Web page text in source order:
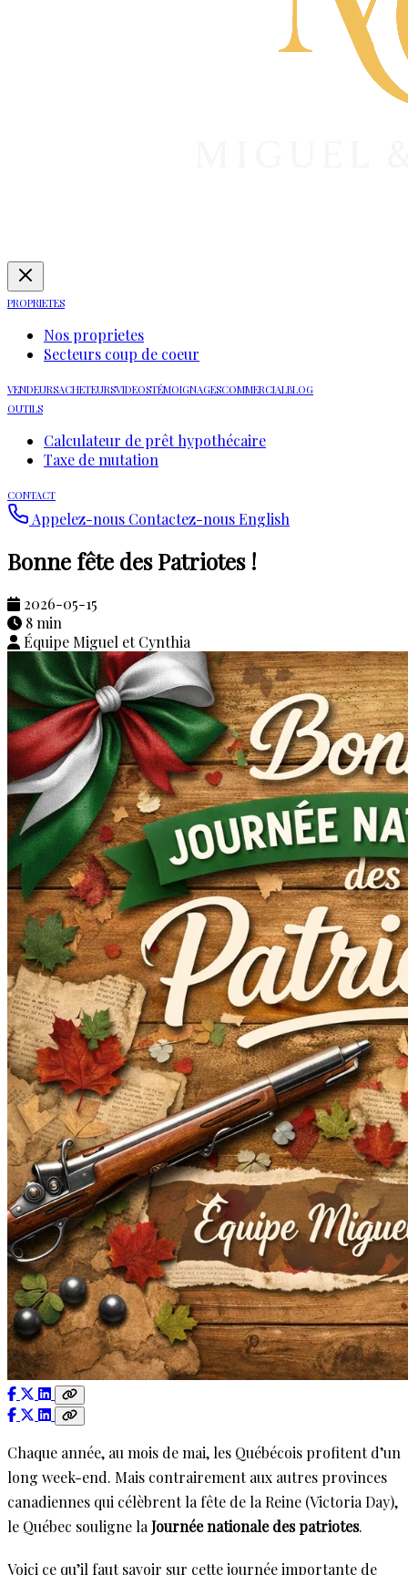
PROPRIETES
Nos proprietes
Secteurs coup de coeur
VENDEURSACHETEURSVIDEOSTÉMOIGNAGESCOMMERCIALBLOG
OUTILS
Calculateur de prêt hypothécaire
Taxe de mutation
CONTACT
Appelez-nous Contactez-nousEnglish
Bonne fête des Patriotes !
2026-05-15
8 min
Équipe Miguel et Cynthia
Chaque année, au mois de mai, les Québécois profitent d’un
long week-end. Mais contrairement aux autres provinces
canadiennes qui célèbrent la fête de la Reine (Victoria Day),
le Québec souligne la Journée nationale des patriotes.
Voici ce qu’il faut savoir sur cette journée importante de